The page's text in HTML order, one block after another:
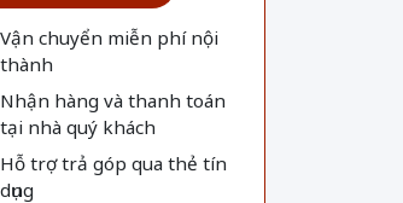
Vận chuyển miễn phí nội
thành
Nhận hàng và thanh toán
tại nhà quý khách
Hỗ trợ trả góp qua thẻ tín
dụng